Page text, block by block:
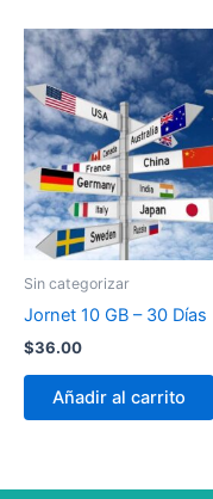
Sin categorizar
Jornet 10 GB – 30 Días
$36.00
Añadir al carrito